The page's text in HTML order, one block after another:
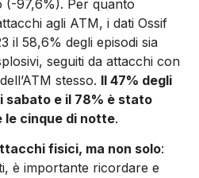
(-97,6%). Per quanto
agli ATM, i dati Ossif
il 58,6% degli episodi sia
seguiti da attacchi con
stesso. Il 47% degli
e il 78% è stato
le cinque di notte.
fisici, ma non solo:
è importante ricordare e